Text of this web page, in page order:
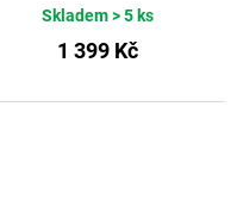
Skladem> 5 ks
1 399 Kč